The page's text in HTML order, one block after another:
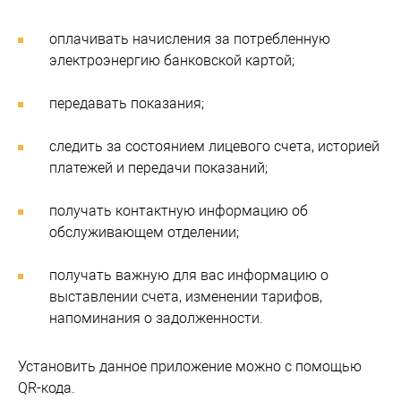
оплачивать начисления за потребленную
электроэнергию банковской картой;
передавать показания;
следить за состоянием лицевого счета, историей
платежей и передачи показаний;
получать контактную информацию об
обслуживающем отделении;
получать важную для вас информацию о
выставлении счета, изменении тарифов,
напоминания о задолженности.
Установить данное приложение можно с помощью
QR-кода.